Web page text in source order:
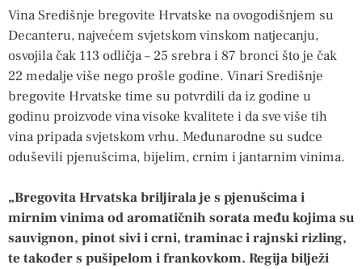
Vina Središnje bregovite Hrvatske na ovogodišnjem su
Decanteru, najvećem svjetskom vinskom natjecanju,
osvojila čak 113 odličja – 25 srebra i 87 bronci što je čak
22 medalje više nego prošle godine. Vinari Središnje
bregovite Hrvatske time su potvrdili da iz godine u
godinu proizvode vina visoke kvalitete i da sve više tih
vina pripada svjetskom vrhu. Međunarodne su sudce
oduševili pjenušcima, bijelim, crnim i jantarnim vinima.
„Bregovita Hrvatska briljirala je s pjenušcima i
mirnim vinima od aromatičnih sorata među kojima su
sauvignon, pinot sivi i crni, traminac i rajnski rizling,
te također s pušipelom i frankovkom. Regija bilježi